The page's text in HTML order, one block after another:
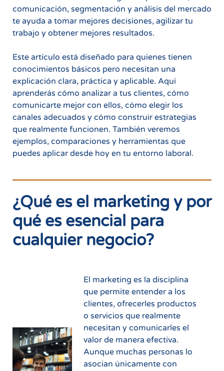
comunicación, segmentación y análisis del mercado
te ayuda a tomar mejores decisiones, agilizar tu
trabajo y obtener mejores resultados.
Este artículo está diseñado para quienes tienen
conocimientos básicos pero necesitan una
explicación clara, práctica y aplicable. Aquí
aprenderás cómo analizar a tus clientes, cómo
comunicarte mejor con ellos, cómo elegir los
canales adecuados y cómo construir estrategias
que realmente funcionen. También veremos
ejemplos, comparaciones y herramientas que
puedes aplicar desde hoy en tu entorno laboral.
¿Qué es el marketing y por
qué es esencial para
cualquier negocio?
El marketing es la disciplina
que permite entender a los
clientes, ofrecerles productos
o servicios que realmente
necesitan y comunicarles el
valor de manera efectiva.
Aunque muchas personas lo
asocian únicamente con